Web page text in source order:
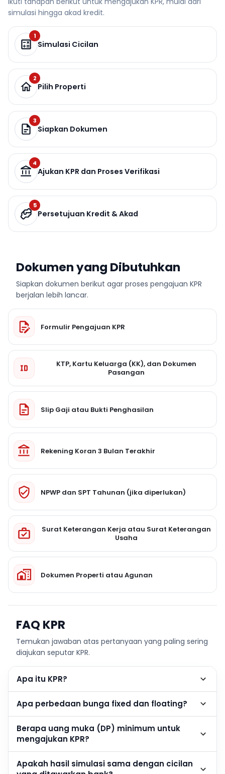
simulasi hingga akad kredit.
1
Simulasi Cicilan
2
Pilih Properti
3
Siapkan Dokumen
4
Ajukan KPR dan Proses Verifikasi
5
Persetujuan Kredit & Akad
Dokumen yang Dibutuhkan
Siapkan dokumen berikut agar proses pengajuan KPR
berjalan lebih lancar.
Formulir Pengajuan KPR
KTP, Kartu Keluarga (KK), dan Dokumen
Pasangan
Slip Gaji atau Bukti Penghasilan
Rekening Koran 3 Bulan Terakhir
NPWP dan SPT Tahunan (jika diperlukan)
Surat Keterangan Kerja atau Surat Keterangan
Usaha
Dokumen Properti atau Agunan
FAQ KPR
Temukan jawaban atas pertanyaan yang paling sering
diajukan seputar KPR.
Apa itu KPR?
Apa perbedaan bunga fixed dan floating?
Berapa uang muka (DP) minimum untuk
mengajukan KPR?
Apakah hasil simulasi sama dengan cicilan